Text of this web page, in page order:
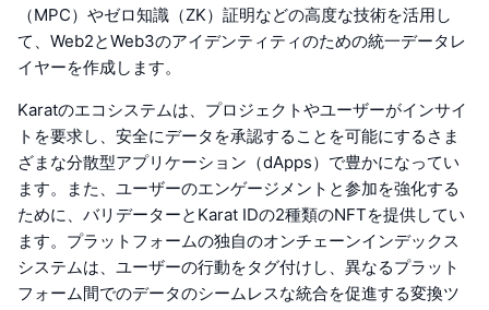
（MPC）やゼロ知識（ZK）証明などの高度な技術を活用し
て、Web2とWeb3のアイデンティティのための統一データレ
イヤーを作成します。
Karatのエコシステムは、プロジェクトやユーザーがインサイ
トを要求し、安全にデータを承認することを可能にするさま
ざまな分散型アプリケーション（dApps）で豊かになってい
ます。また、ユーザーのエンゲージメントと参加を強化する
ために、バリデーターとKarat IDの2種類のNFTを提供してい
ます。プラットフォームの独自のオンチェーンインデックス
システムは、ユーザーの行動をタグ付けし、異なるプラット
フォーム間でのデータのシームレスな統合を促進する変換ツ